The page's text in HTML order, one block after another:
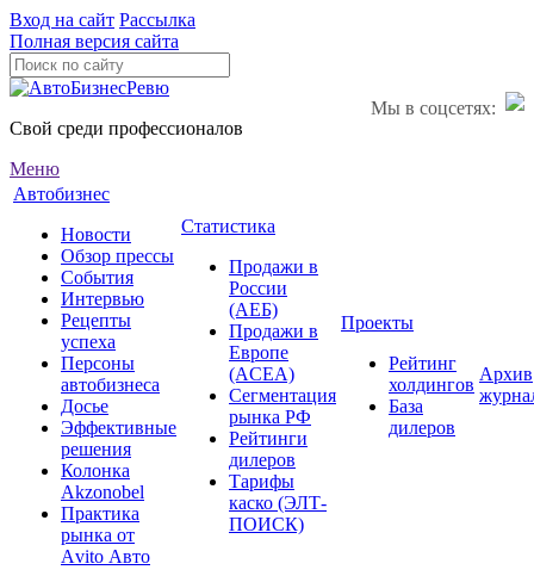
Вход на сайт Рассылка
Полная версия сайта
Мы в соцсетях:
Свой среди профессионалов
Меню
Автобизнес
Новости
Обзор прессы
События
Интервью
Рецепты
успеха
Персоны
автобизнеса
Досье
Эффективные
решения
Колонка
Akzonobel
Практика
рынка от
Аvito Авто
Статистика
Продажи в
России
(АЕБ)
Продажи в
Европе
(ACEA)
Сегментация
рынка РФ
Рейтинги
дилеров
Тарифы
каско (ЭЛТ-
ПОИСК)
Проекты
Рейтинг
холдингов
База
дилеров
Архив